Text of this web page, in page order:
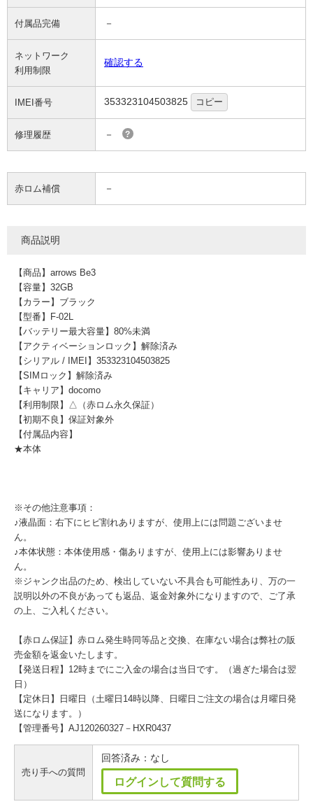
付属品完備 －
ネットワーク
利用制限
確認する
IMEI番号 353323104503825 コピー
修理履歴 － ?
赤ロム補償 －
商品説明
【商品】arrows Be3
【容量】32GB
【カラー】ブラック
【型番】F-02L
【バッテリー最大容量】80%未満
【アクティベーションロック】解除済み
【シリアル / IMEI】353323104503825
【SIMロック】解除済み
【キャリア】docomo
【利用制限】△（赤ロム永久保証）
【初期不良】保証対象外
【付属品内容】
★本体
※その他注意事項：
♪液晶面：右下にヒビ割れありますが、使用上には問題ございませ
ん。
♪本体状態：本体使用感・傷ありますが、使用上には影響ありませ
ん。
※ジャンク出品のため、検出していない不具合も可能性あり、万の一
説明以外の不良があっても返品、返金対象外になりますので、ご了承
の上、ご入札ください。
【赤ロム保証】赤ロム発生時同等品と交換、在庫ない場合は弊社の販
売金額を返金いたします。
【発送日程】12時までにご入金の場合は当日です。（過ぎた場合は翌
日）
【定休日】日曜日（土曜日14時以降、日曜日ご注文の場合は月曜日発
送になります。）
【管理番号】AJ120260327－HXR0437
売り手への質問
回答済み：なし
ログインして質問する